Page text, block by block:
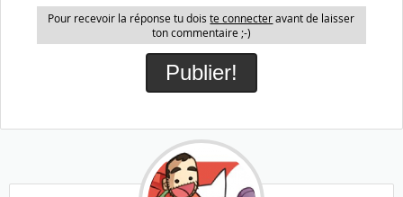
Pour recevoir la réponse tu doiste connecteravant de laisser
ton commentaire ;-)